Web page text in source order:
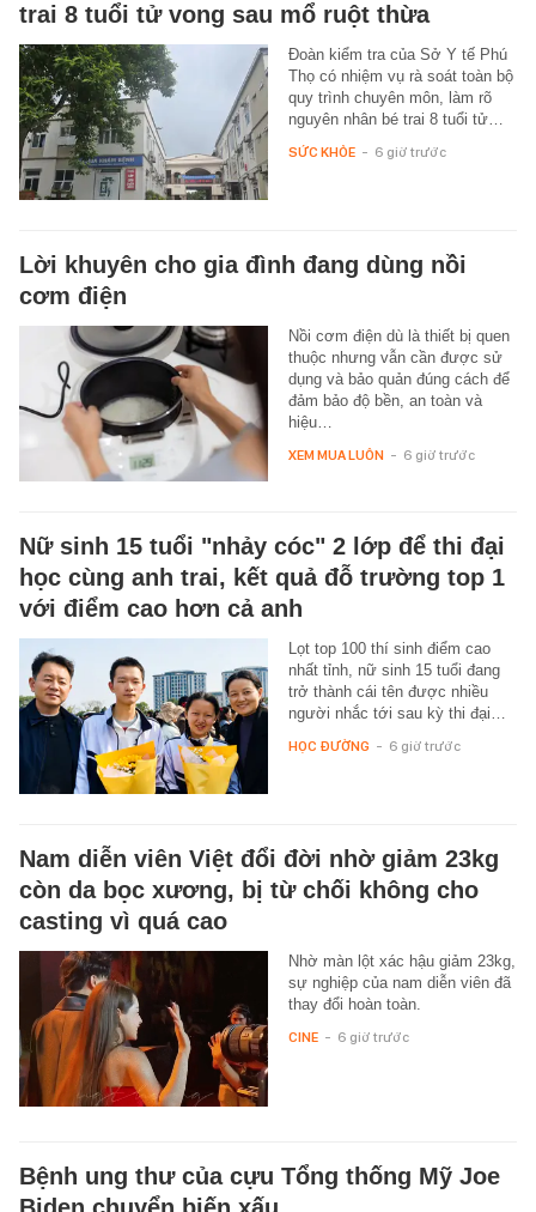
trai 8 tuổi tử vong sau mổ ruột thừa
Đoàn kiểm tra của Sở Y tế Phú
Thọ có nhiệm vụ rà soát toàn bộ
quy trình chuyên môn, làm rõ
nguyên nhân bé trai 8 tuổi tử…
SỨC KHỎE - 6 giờ trước
Lời khuyên cho gia đình đang dùng nồi
cơm điện
Nồi cơm điện dù là thiết bị quen
thuộc nhưng vẫn cần được sử
dụng và bảo quản đúng cách để
đảm bảo độ bền, an toàn và
hiệu…
XEM MUA LUÔN - 6 giờ trước
Nữ sinh 15 tuổi "nhảy cóc" 2 lớp để thi đại
học cùng anh trai, kết quả đỗ trường top 1
với điểm cao hơn cả anh
Lọt top 100 thí sinh điểm cao
nhất tỉnh, nữ sinh 15 tuổi đang
trở thành cái tên được nhiều
người nhắc tới sau kỳ thi đại…
HỌC ĐƯỜNG - 6 giờ trước
Nam diễn viên Việt đổi đời nhờ giảm 23kg
còn da bọc xương, bị từ chối không cho
casting vì quá cao
Nhờ màn lột xác hậu giảm 23kg,
sự nghiệp của nam diễn viên đã
thay đổi hoàn toàn.
CINE - 6 giờ trước
Bệnh ung thư của cựu Tổng thống Mỹ Joe